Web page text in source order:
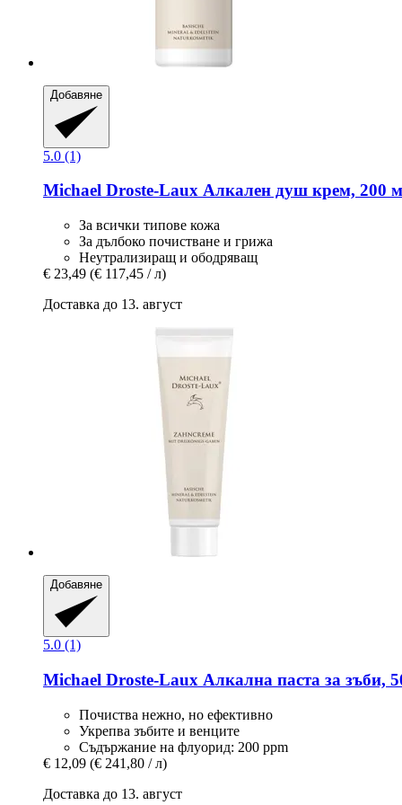
Добавяне
5.0 (1)
Michael Droste-Laux Алкален душ крем, 200
За всички типове кожа
За дълбоко почистване и грижа
Неутрализиращ и ободряващ
€ 23,49 (€ 117,45 / л)
Доставка до 13. август
Добавяне
5.0 (1)
Michael Droste-Laux Алкална паста за зъби,
Почиства нежно, но ефективно
Укрепва зъбите и венците
Съдържание на флуорид: 200 ppm
€ 12,09 (€ 241,80 / л)
Доставка до 13. август